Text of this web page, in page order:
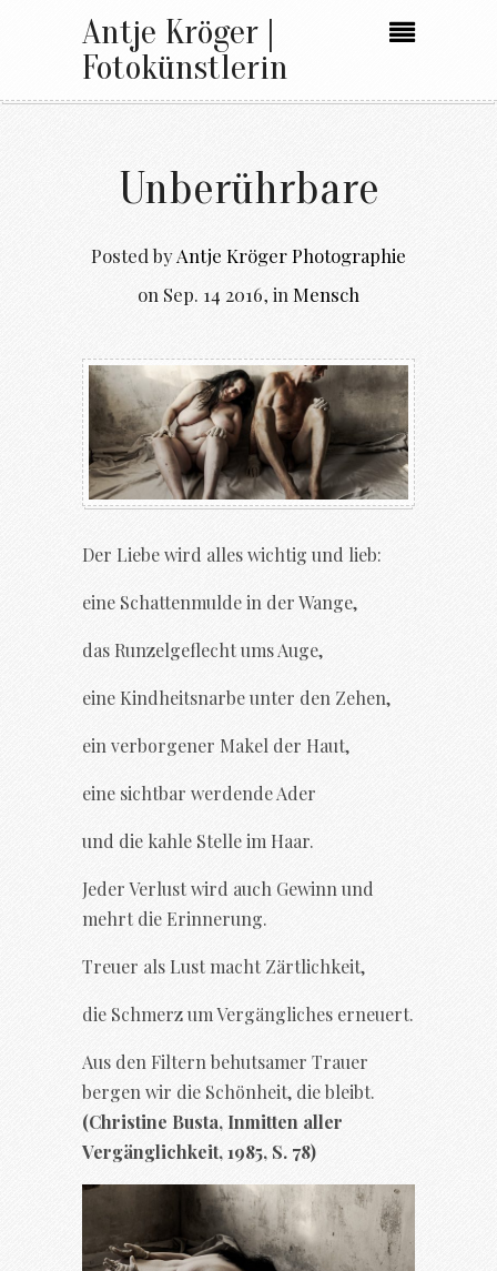
Antje Kröger |
Fotokünstlerin
Unberührbare
Posted byAntje Kröger Photographie
on Sep. 14 2016, in Mensch
Der Liebe wird alles wichtig und lieb:
eine Schattenmulde in der Wange,
das Runzelgeflecht ums Auge,
eine Kindheitsnarbe unter den Zehen,
ein verborgener Makel der Haut,
eine sichtbar werdende Ader
und die kahle Stelle im Haar.
Jeder Verlust wird auch Gewinn und
mehrt die Erinnerung.
Treuer als Lust macht Zärtlichkeit,
die Schmerz um Vergängliches erneuert.
Aus den Filtern behutsamer Trauer
bergen wir die Schönheit, die bleibt.
(Christine Busta, Inmitten aller
Vergänglichkeit, 1985, S. 78)